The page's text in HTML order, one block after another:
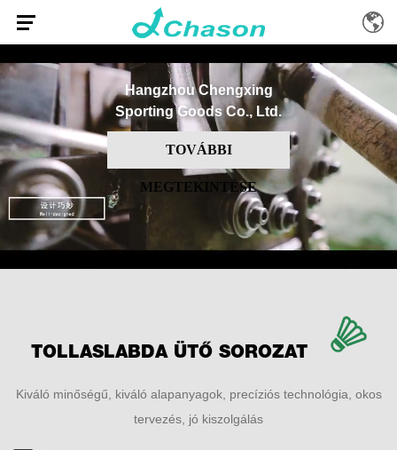
Hangzhou Chengxing
Sporting Goods Co., Ltd.
TOVÁBBI
MEGTEKINTÉSE
TOLLASLABDA ÜTŐ SOROZAT
Kiváló minőségű, kiváló alapanyagok, precíziós technológia, okos
tervezés, jó kiszolgálás